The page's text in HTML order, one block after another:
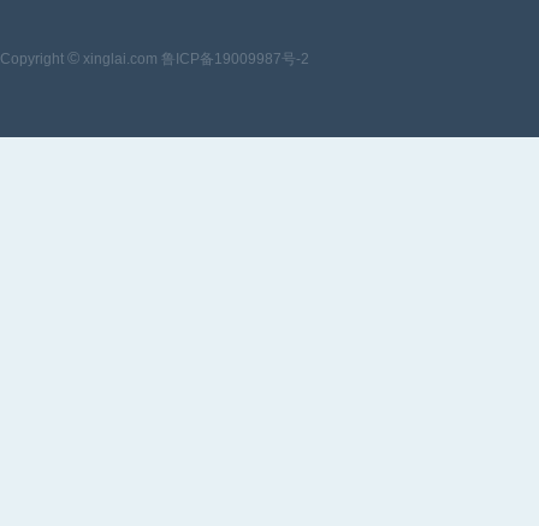
Copyright © xinglai.com 鲁ICP备19009987号-2